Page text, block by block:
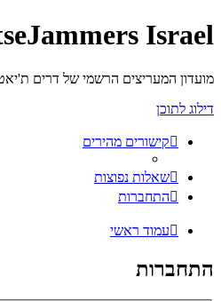
Israel
מועדון המעריצים הרשמי של דרים
דילוג לתוכן
קישורים מהירים
שאלות נפוצות
התחברות
עמוד ראשי
התחברות